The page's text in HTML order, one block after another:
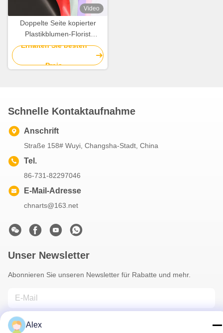
Video
Doppelte Seite kopierter
Plastikblumen-Florist
Wrapping Paper 58cm*58cm
Erhalten Sie besten
Preis
Schnelle Kontaktaufnahme
Anschrift
Straße 158# Wuyi, Changsha-Stadt, China
Tel.
86-731-82297046
E-Mail-Adresse
chnarts@163.net
Unser Newsletter
Abonnieren Sie unseren Newsletter für Rabatte und mehr.
Alex